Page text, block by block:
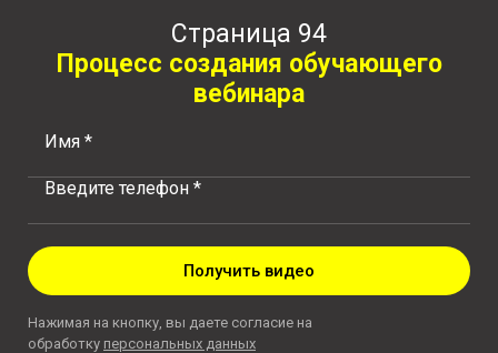
Страница 94
Процесс создания обучающего
вебинара
Имя *
Введите телефон *
Получить видео
Нажимая на кнопку, вы даете согласие на
обработку персональных данных